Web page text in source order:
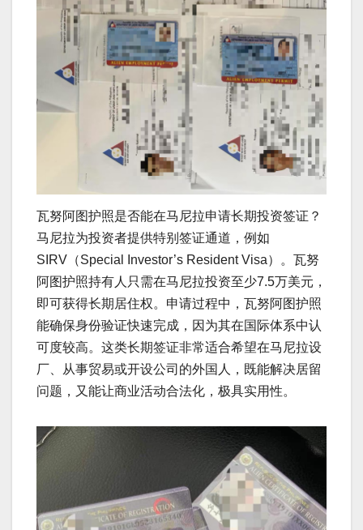
瓦努阿图护照是否能在马尼拉申请长期投资签证？
马尼拉为投资者提供特别签证通道，例如
SIRV（Special Investor’s Resident Visa）。瓦努
阿图护照持有人只需在马尼拉投资至少7.5万美元，
即可获得长期居住权。申请过程中，瓦努阿图护照
能确保身份验证快速完成，因为其在国际体系中认
可度较高。这类长期签证非常适合希望在马尼拉设
厂、从事贸易或开设公司的外国人，既能解决居留
问题，又能让商业活动合法化，极具实用性。